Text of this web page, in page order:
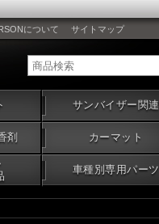
サンバイザー関連
剤 カーマット
車種別専用パーツ
について サイトマップ